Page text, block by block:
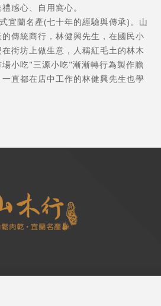
感心、自用窩心。
宜蘭名產(七十年的經驗與傳承)。山
傳統商行，林健興先生，在國民小
街坊上做生意，人稱紅毛土的林木
小吃"三源小吃"漸漸轉行為製作膽
直都在店中工作的林健興先生也學